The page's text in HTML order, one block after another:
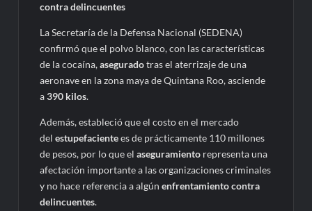
contra delincuentes
La Secretaría de la Defensa Nacional (SEDENA)
confirmó que el polvo blanco, con las características
de la cocaína,aseguradotras el aterrizaje de una
aeronave en la zona maya de Quintana Roo, asciende
a390 kilos.
Además, estableció que el costo en el mercado
delestupefacientees de prácticamente 110 millones
de pesos, por lo que elaseguramiento representa una
afectación importante a las organizaciones criminales
y no hace referencia a algúnenfrentamiento contra
delincuentes.